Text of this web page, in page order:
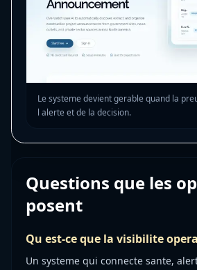
Le systeme devient gerable quand la
l alerte et de la decision.
Questions que les
posent
Qu est-ce que la visibilite
Un systeme qui connecte sante,